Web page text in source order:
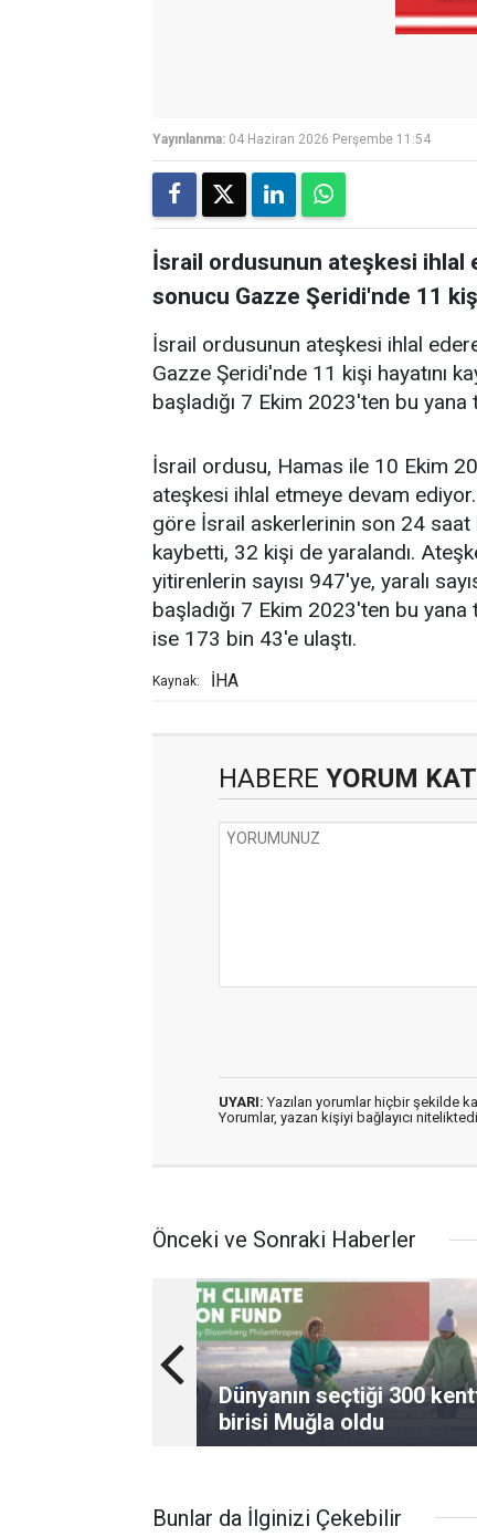
Yayınlanma: 04 Haziran 2026 Perşembe 11:54
İsrail ordusunun ateşkesi ihlal
sonucu Gazze Şeridi'nde 11
İsrail ordusunun ateşkesi ihlal
Gazze Şeridi'nde 11 kişi hayatını
başladığı 7 Ekim 2023'ten bu
İsrail ordusu, Hamas ile 10 Ekim
ateşkesi ihlal etmeye devam ediyor.
göre İsrail askerlerinin son 24 saat
kaybetti, 32 kişi de yaralandı.
yitirenlerin sayısı 947'ye, yaralı
başladığı 7 Ekim 2023'ten bu yana
ise 173 bin 43'e ulaştı.
Kaynak: İHA
HABERE YORUM KAT
UYARI: Yazılan yorumlar hiçbir şekilde
Yorumlar, yazan kişiyi bağlayıcı
Önceki ve Sonraki Haberler
Dünyanın seçtiği 300
birisi Muğla oldu
Bunlar da İlginizi Çekebilir